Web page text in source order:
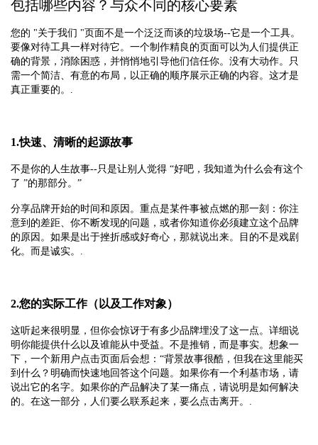
包括哪些内容？与众不同的核心要素
您的 "关于我们 "页面不是一个泛泛而谈的垃圾场--它是一个工具。
要像对待工具一样对待它。一个制作精良的页面可以为人们提供正
确的背景，消除困惑，并悄悄地引导他们信任你。没有大动作。只
需一个简洁、有意的布局，以正确的顺序展示正确的内容。这才是
真正重要的。.
1.快速、清晰的起源故事
不是你的人生故事--只是让别人觉得 “好吧，我知道为什么会有这个
了 ”的那部分。”
分享品牌开始的时间和原因。重点是某件事被点燃的那一刻：你注
意到的差距、你不断发现的问题，或者你知道你必须建立这个品牌
的原因。如果是出于挫折感或好奇心，那就说出来。目的不是戏剧
化。而是诚实。.
2.您的实际工作（以及工作对象）
这听起来很明显，但你会惊讶于有多少品牌埋没了这一点。详细说
明你能提供什么以及谁能从中受益。不是推销，而是事实。想象一
下，一个新用户点击页面后会想：“背景故事很酷，但我在这里能买
到什么？明确而快速地回答这个问题。如果你有一个利基市场，请
说出它的名字。如果你的产品解决了某一痛点，请说明是如何解决
的。在这一部分，人们要么联系起来，要么点击离开。.